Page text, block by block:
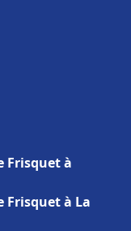
Frisquet à
à La